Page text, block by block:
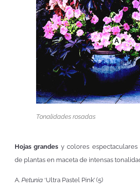
Tonalidades rosadas
Hojas grandes y colores
de plantas en maceta de intensas
A. Petunia ‘Ultra Pastel Pink’ (5)